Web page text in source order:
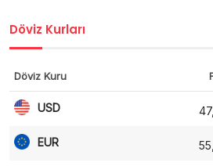
Döviz Kurları
Döviz Kuru
USD
EUR